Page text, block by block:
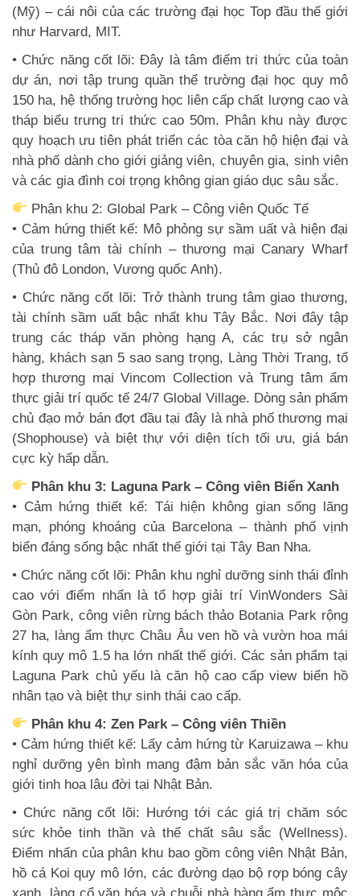
(Mỹ) – cái nôi của các trường đại học Top đầu thế giới
như Harvard, MIT.
• Chức năng cốt lõi: Đây là tâm điểm tri thức của toàn
dự án, nơi tập trung quần thể trường đại học quy mô
150 ha, hệ thống trường học liên cấp chất lượng cao và
tháp biểu trưng tri thức cao 50m. Phân khu này được
quy hoạch ưu tiên phát triển các tòa căn hộ hiện đại và
nhà phố dành cho giới giảng viên, chuyên gia, sinh viên
và các gia đình coi trọng không gian giáo dục sâu sắc.
Phân khu 2: Global Park – Công viên Quốc Tế
• Cảm hứng thiết kế: Mô phỏng sự sầm uất và hiện đại
của trung tâm tài chính – thương mại Canary Wharf
(Thủ đô London, Vương quốc Anh).
• Chức năng cốt lõi: Trở thành trung tâm giao thương,
tài chính sầm uất bậc nhất khu Tây Bắc. Nơi đây tập
trung các tháp văn phòng hạng A, các trụ sở ngân
hàng, khách sạn 5 sao sang trọng, Làng Thời Trang, tổ
hợp thương mại Vincom Collection và Trung tâm ẩm
thực giải trí quốc tế 24/7 Global Village. Dòng sản phẩm
chủ đạo mở bán đợt đầu tại đây là nhà phố thương mại
(Shophouse) và biệt thự với diện tích tối ưu, giá bán
cực kỳ hấp dẫn.
Phân khu 3: Laguna Park – Công viên Biển Xanh
• Cảm hứng thiết kế: Tái hiện không gian sống lãng
mạn, phóng khoáng của Barcelona – thành phố vịnh
biển đáng sống bậc nhất thế giới tại Tây Ban Nha.
• Chức năng cốt lõi: Phân khu nghỉ dưỡng sinh thái đỉnh
cao với điểm nhấn là tổ hợp giải trí VinWonders Sài
Gòn Park, công viên rừng bách thảo Botania Park rộng
27 ha, làng ẩm thực Châu Âu ven hồ và vườn hoa mái
kính quy mô 1.5 ha lớn nhất thế giới. Các sản phẩm tại
Laguna Park chủ yếu là căn hộ cao cấp view biển hồ
nhân tạo và biệt thự sinh thái cao cấp.
Phân khu 4: Zen Park – Công viên Thiền
• Cảm hứng thiết kế: Lấy cảm hứng từ Karuizawa – khu
nghỉ dưỡng yên bình mang đậm bản sắc văn hóa của
giới tinh hoa lâu đời tại Nhật Bản.
• Chức năng cốt lõi: Hướng tới các giá trị chăm sóc
sức khỏe tinh thần và thể chất sâu sắc (Wellness).
Điểm nhấn của phân khu bao gồm công viên Nhật Bản,
hồ cá Koi quy mô lớn, các đường dạo bộ rợp bóng cây